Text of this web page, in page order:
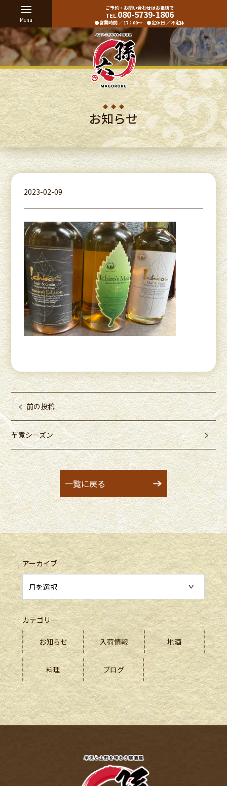
Menu
ご予約・お問い合わせはお電話で
TEL.080-5739-1806
●営業時間 ／17：00〜 ●定休⽇ ／不定休
お知らせ
2023-02-09
前の投稿
芋煮シーズン
一覧に戻る
アーカイブ
カテゴリー
お知らせ 入荷情報 地酒
料理 ブログ